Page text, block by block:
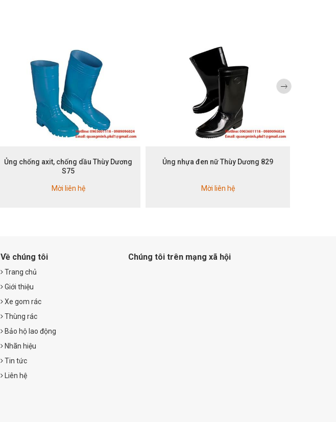
Ủng chống axit, chống dầu Thùy Dương
S75
Mời liên hệ
Ủng nhựa đen nữ Thùy Dương 829
Mời liên hệ
Về chúng tôi
Trang chủ
Giới thiệu
Xe gom rác
Thùng rác
Bảo hộ lao động
Nhãn hiệu
Tin tức
Liên hệ
Chúng tôi trên mạng xã hội